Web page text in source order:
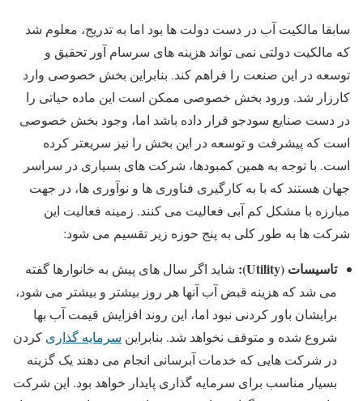
سابقا مالکیت آب در دست دولت ها بود اما به تدریج، معلوم شد
که مالکیت دولتی نمی تواند هزینه های سرسام آور تحقیق و
توسعه در این صنعت را فراهم کند. بنابراین بخش خصوصی وارد
کارزار شد. ورود بخش خصوصی ممکن است این ماده حیاتی را
در دست صنایع سودجو قرار داده باشد اما، وجود بخش خصوصی
است که پیشرفت و توسعه در این بخش را نیز سریعتر کرده
است. با توجه به همین کمبودها، شرکت های بسیاری در سراسر
جهان هستند که با به کارگیری فناوری ها و نوآوری ها، در جهت
مبارزه با مشکل کم آبی فعالیت می کنند. زمینه فعالیت این
شرکت ها به طور کلی به پنج حوزه زیر تقسیم می شود:
تاسیسات (Utility
): شاید اگر سال های پیش به خانوارها گفته
می شد که هزینه قبض آب آنها هر روز بیشتر و بیشتر می شود،
برایشان باور کردنی نبود اما، این روند افزایش قیمت آب بها
شروع شده و متوقف نخواهد شد. بنابراین سرمایه گذاری کردن
در شرکت هایی که خدمات آبرسانی انجام می دهند یک گزینه
بسیار مناسب برای سرمایه گذاری پایدار خواهد بود. این شرکت